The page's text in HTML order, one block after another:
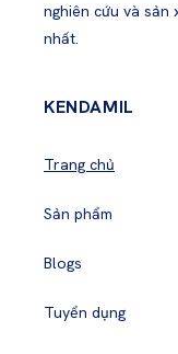
nghiên cứu và sản
nhất.
KENDAMIL
Trang chủ
Sản phẩm
Blogs
Tuyển dụng